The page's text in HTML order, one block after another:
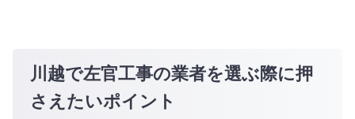
川越で左官工事の業者を選ぶ際に押
さえたいポイント